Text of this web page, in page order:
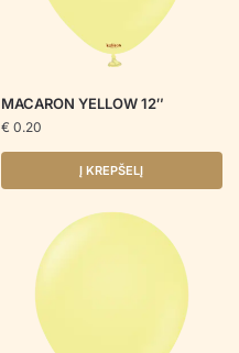
MACARON YELLOW 12″
€ 0.20
Į KREPŠELĮ